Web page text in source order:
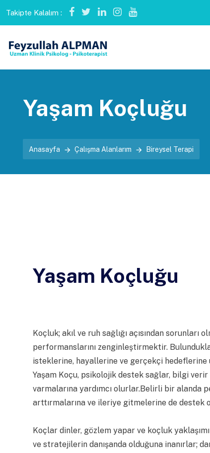
Takipte Kalalım :
Yaşam Koçluğu
Anasayfa Çalışma Alanlarım Bireysel Terapi
Yaşam Koçluğu
Koçluk; akıl ve ruh sağlığı açısından
performanslarını zenginleştirmektir.
isteklerine, hayallerine ve gerçekçi hedeflerine
Yaşam Koçu, psikolojik destek sağlar, bilgi
varmalarına yardımcı olurlar.Belirli bir
arttırmalarına ve ileriye gitmelerine de destek
Koçlar dinler, gözlem yapar ve koçluk
ve stratejilerin danışanda olduğuna inanırlar;